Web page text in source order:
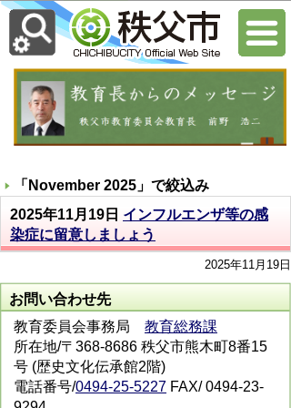
「 November 2025 」で絞込み
2025年11月19日 インフルエンザ等の感
染症に留意しましょう
2025年11月19日
お問い合わせ先
教育委員会事務局 教育総務課
所在地/〒368-8686 秩父市熊木町8番15
号 (歴史文化伝承館2階)
電話番号/0494-25-5227 FAX/ 0494-23-